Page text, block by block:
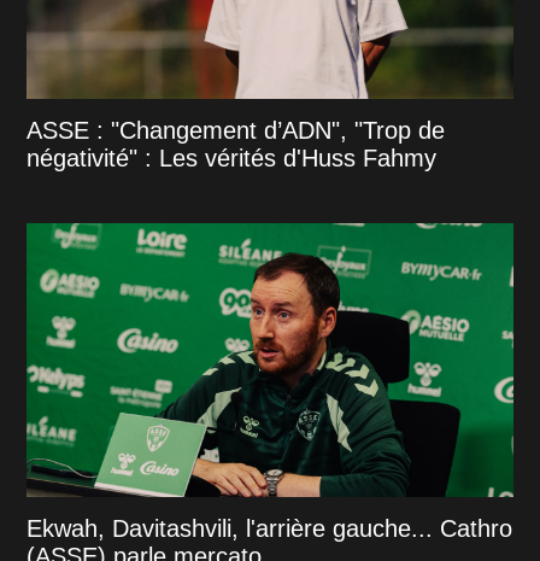
ASSE : "Changement d’ADN", "Trop de
négativité" : Les vérités d'Huss Fahmy
Ekwah, Davitashvili, l'arrière gauche... Cathro